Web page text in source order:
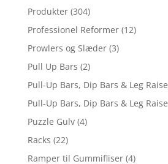
Produkter (304)
Professionel Reformer (12)
Prowlers og Slæder (3)
Pull Up Bars (2)
Pull-Up Bars, Dip Bars & Leg Raise
Pull-Up Bars, Dip Bars & Leg Raise
Puzzle Gulv (4)
Racks (22)
Ramper til Gummifliser (4)